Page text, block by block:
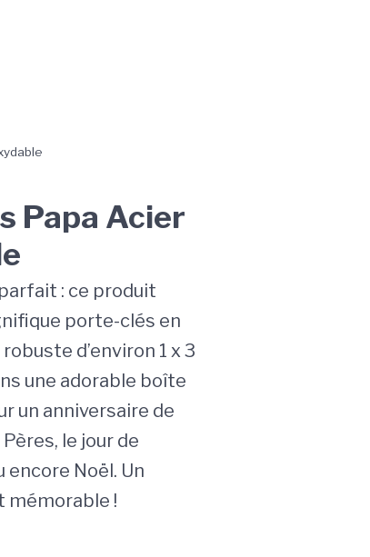
Papa Acier
: ce produit
porte-clés en
d’environ 1 x 3
une adorable boîte
un anniversaire de
le jour de
encore Noël. Un
mémorable !